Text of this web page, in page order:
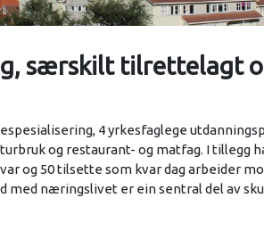
særskilt tilrettelagt
4 yrkesfaglege
og restaurant- og matfag. I tillegg
og 50 tilsette som kvar dag arbeider
med næringslivet er ein sentral del av